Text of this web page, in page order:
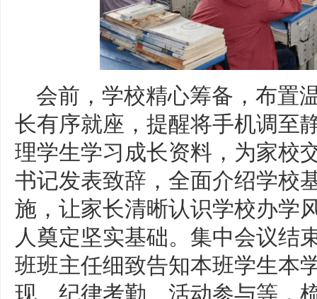
会前，学校精心筹备，布置
长有序就座，提醒将手机调至
理学生学习成长资料，为家校
书记发表致辞，全面介绍学校
施，让家长清晰认识学校办学
人奠定坚实基础。集中会议结
班班主任细致告知本班学生本
现、纪律考勤、活动参与等，